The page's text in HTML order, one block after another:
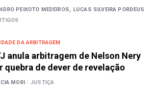
PEIXOTO MEDEIROS, LUCAS SILVEIRA PORDEUS
DA ARBITRAGEM
anula arbitragem de Nelson Nery
quebra de dever de revelação
MORI | JUSTIÇA